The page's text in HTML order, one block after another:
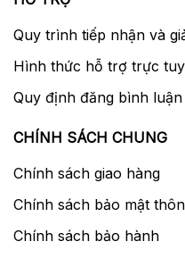
Quy trình tiếp nhận và
Hình thức hỗ trợ trực
Quy định đăng bình
CHÍNH SÁCH CHUNG
Chính sách giao hàng
Chính sách bảo mật
Chính sách bảo hành